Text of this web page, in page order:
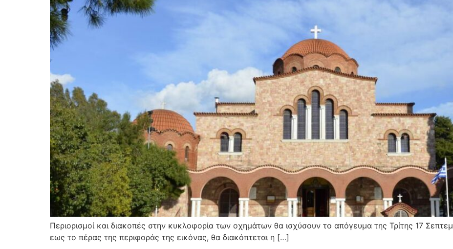
Περιορισμοί και διακοπές στην κυκλοφορία των οχημάτων θα ισχύσουν το απόγευμα της Τρίτης 17
εως το πέρας της περιφοράς της εικόνας, θα διακόπτεται η […]